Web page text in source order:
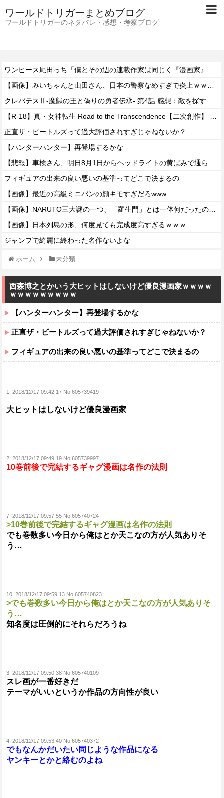
ワールドトリガーまとめブログ
ワールドトリガーのネタバレ・感想・考察ブログ
正直ザ・ビートルズって過大評価されすぎじゃねないか？
【ハンターハンター】再登場するかな
フィギュアの出来の良い悪いの基準ってどこで決まるの
【画像】最近の高級ミニバンの顔キモすぎだろwww
【画像】日本列島の形、何度見ても完成度高すぎるｗｗｗ
ジャンプで綺麗に終わった名作ないよな
ホーム 未分類
西森博之とかいう大ヒットはしないけど優良漫画家ｗｗｗｗ
ｗｗｗｗｗｗｗｗｗ
【ハンターハンター】再登場するかな
正直ザ・ビートルズって過大評価されすぎじゃねないか？
フィギュアの出来の良い悪いの基準ってどこで決まるの
1: 2018/12/17 09:42:17 No.605739419
大ヒットはしないけど優良漫画家
2: 2018/12/17 09:49:19 No.605739997
10巻前後で完結するギャグ漫画は名作の法則
7: 2018/12/17 09:57:55 No.605740724
>10巻前後で完結するギャグ漫画は名作の法則
でも巻数多い今日から俺はとか天こなの方が人気ありそ
う…
10: 2018/12/17 09:59:13 No.605740823
>でも巻数多い今日から俺はとか天こなの方が人気ありそ
う…
知名度は圧倒的にそれらだろうね
3: 2018/12/17 09:50:38 No.605740109
スレ画が一番好きだ
テーマがいいというか作品の方向性が良い
4: 2018/12/17 09:53:40 No.605740372
でもなんかだいたい同じような作品になる
ヤンキーとかと絡むのよね